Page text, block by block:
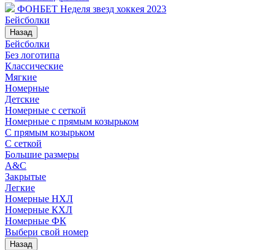
ФОНБЕТ Неделя звезд хоккея 2023
Бейсболки
Назад
Бейсболки
Без логотипа
Классические
Мягкие
Номерные
Детские
Номерные с сеткой
Номерные с прямым козырьком
С прямым козырьком
С сеткой
Большие размеры
A&C
Закрытые
Легкие
Номерные НХЛ
Номерные КХЛ
Номерные ФК
Выбери свой номер
Назад